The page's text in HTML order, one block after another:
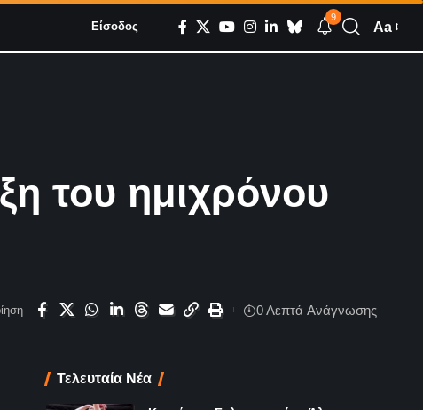
Είσοδος
9
Aa
του ημιχρόνου
0 Λεπτά Aνάγνωσης
Τελευταία Νέα